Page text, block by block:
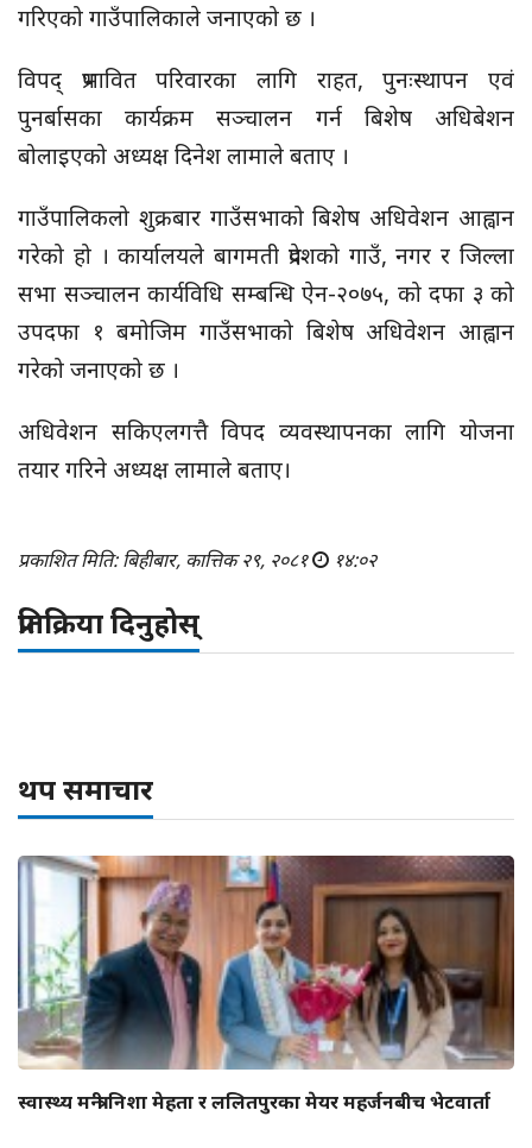
गरिएको गाउँपालिकाले जनाएको छ ।
विपद् प्रभावित परिवारका लागि राहत, पुनःस्थापन एवं
पुनर्बासका कार्यक्रम सञ्चालन गर्न बिशेष अधिबेशन
बोलाइएको अध्यक्ष दिनेश लामाले बताए ।
गाउँपालिकलो शुक्रबार गाउँसभाको बिशेष अधिवेशन आह्वान
गरेको हो । कार्यालयले बागमती प्रदेशको गाउँ, नगर र जिल्ला
सभा सञ्चालन कार्यविधि सम्बन्धि ऐन-२०७५, को दफा ३ को
उपदफा १ बमोजिम गाउँसभाको बिशेष अधिवेशन आह्वान
गरेको जनाएको छ ।
अधिवेशन सकिएलगत्तै विपद व्यवस्थापनका लागि योजना
तयार गरिने अध्यक्ष लामाले बताए।
प्रकाशित मिति: बिहीबार, कात्तिक २९, २०८१ १४:०२
प्रतिक्रिया दिनुहोस्
थप समाचार
स्वास्थ्य मन्त्री निशा मेहता र ललितपुरका मेयर महर्जनबीच भेटवार्ता